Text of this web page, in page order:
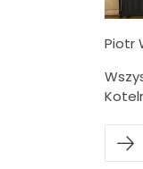
Piotr